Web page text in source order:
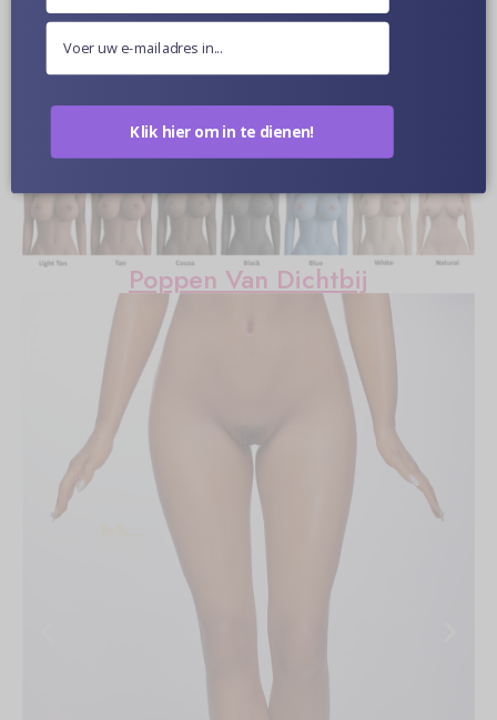
Meer informatie
Optionele Huidskleur
Poppen Van Dichtbij
Klik hier om in te dienen!